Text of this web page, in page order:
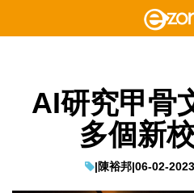
AI研究甲骨
多個新
|陳裕邦|06-02-